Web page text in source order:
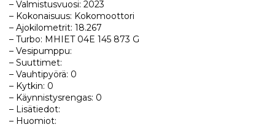
– Valmistusvuosi: 2023
– Kokonaisuus: Kokomoottori
– Ajokilometrit: 18.267
– Turbo: MHIET 04E 145 873 G
– Vesipumppu:
– Suuttimet:
– Vauhtipyörä: 0
– Kytkin: 0
– Käynnistysrengas: 0
– Lisätiedot:
– Huomiot: